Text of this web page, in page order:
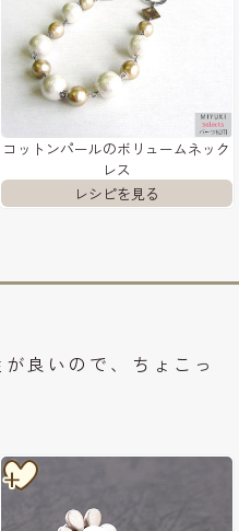
コットンパールのボリュームネック
レス
良いので、ちょこっ